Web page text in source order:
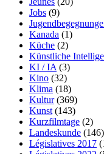
Jobs (9)
Kanada (1)
Küche (2)
Künstliche
KI / IA (3)
Kino (32)
Klima (18)
Kultur(369)
Kunst (143)
Kurzfilmtage (2)
Landeskunde (146)
Législatives 2017